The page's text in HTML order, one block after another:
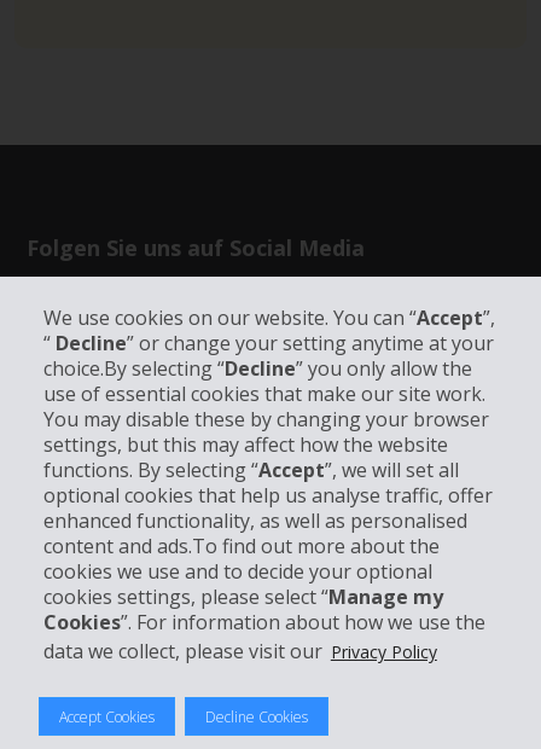
We use cookies on our website. You can “Accept”,
“ Decline” or change your setting anytime at your
choice.By selecting “Decline” you only allow the
use of essential cookies that make our site work.
You may disable these by changing your browser
settings, but this may affect how the website
functions. By selecting “Accept”, we will set all
optional cookies that help us analyse traffic, offer
enhanced functionality, as well as personalised
content and ads.To find out more about the
cookies we use and to decide your optional
cookies settings, please select “Manage my
Cookies”. For information about how we use the
data we collect, please visit our Privacy Policy
Accept Cookies Decline Cookies
Folgen Sie uns auf Social Media
Unternehmensinformation
Partner
Kundenservice
Mieten bei Hertz
© 2026 The Hertz System, Inc.